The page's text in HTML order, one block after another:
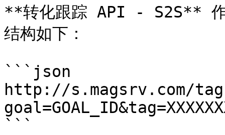
**转化跟踪 API - S2S** 作
结构如下：
```json
http://s.magsrv.com/
```